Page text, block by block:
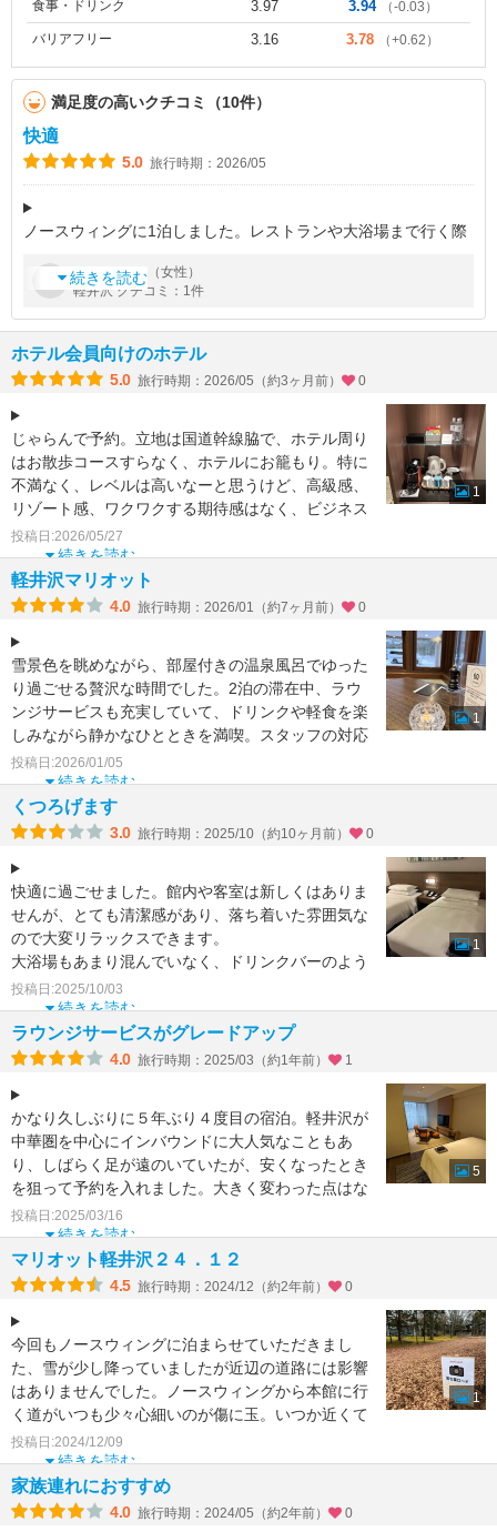
食事・ドリンク 3.97 3.94 （-0.03）
バリアフリー 3.16 3.78 （+0.62）
満足度の高いクチコミ（10件）
快適
5.0 旅行時期：2026/05
ノースウィングに1泊しました。レストランや大浴場まで行く際
がついていてとてもよかったです！朝食も和食も多く、ご当地の
名産のものも多くておいしか
続きを読む
byりさ さん（女性）
軽井沢 クチコミ：1件
ホテル会員向けのホテル
5.0 旅行時期：2026/05（約3ヶ月前） 0
じゃらんで予約。立地は国道幹線脇で、ホテル周り
はお散歩コースすらなく、ホテルにお籠もり。特に
不満なく、レベルは高いなーと思うけど、高級感、
リゾート感、ワクワクする期待感はなく、ビジネス
ホテルに滞在して
続きを読む
投稿日:2026/05/27
1
軽井沢マリオット
4.0 旅行時期：2026/01（約7ヶ月前） 0
雪景色を眺めながら、部屋付きの温泉風呂でゆった
り過ごせる贅沢な時間でした。2泊の滞在中、ラウ
ンジサービスも充実していて、ドリンクや軽食を楽
しみながら静かなひとときを満喫。スタッフの対応
も丁寧で、館内は
続きを読む
投稿日:2026/01/05
1
くつろげます
3.0 旅行時期：2025/10（約10ヶ月前） 0
快適に過ごせました。館内や客室は新しくはありま
せんが、とても清潔感があり、落ち着いた雰囲気な
ので大変リラックスできます。
大浴場もあまり混んでいなく、ドリンクバーのよう
な無料のジュースも付いており、
続きを読む
投稿日:2025/10/03
1
ラウンジサービスがグレードアップ
4.0 旅行時期：2025/03（約1年前） 1
かなり久しぶりに５年ぶり４度目の宿泊。軽井沢が
中華圏を中心にインバウンドに大人気なこともあ
り、しばらく足が遠のいていたが、安くなったとき
を狙って予約を入れました。大きく変わった点はな
いですが今回はラウ
続きを読む
投稿日:2025/03/16
5
マリオット軽井沢２４．１２
4.5 旅行時期：2024/12（約2年前） 0
今回もノースウィングに泊まらせていただきまし
た、雪が少し降っていましたが近辺の道路には影響
はありませんでした。ノースウィングから本館に行
く道がいつも少々心細いのが傷に玉。いつか近くて
渡り廊下があればな
続きを読む
投稿日:2024/12/09
1
家族連れにおすすめ
4.0 旅行時期：2024/05（約2年前） 0